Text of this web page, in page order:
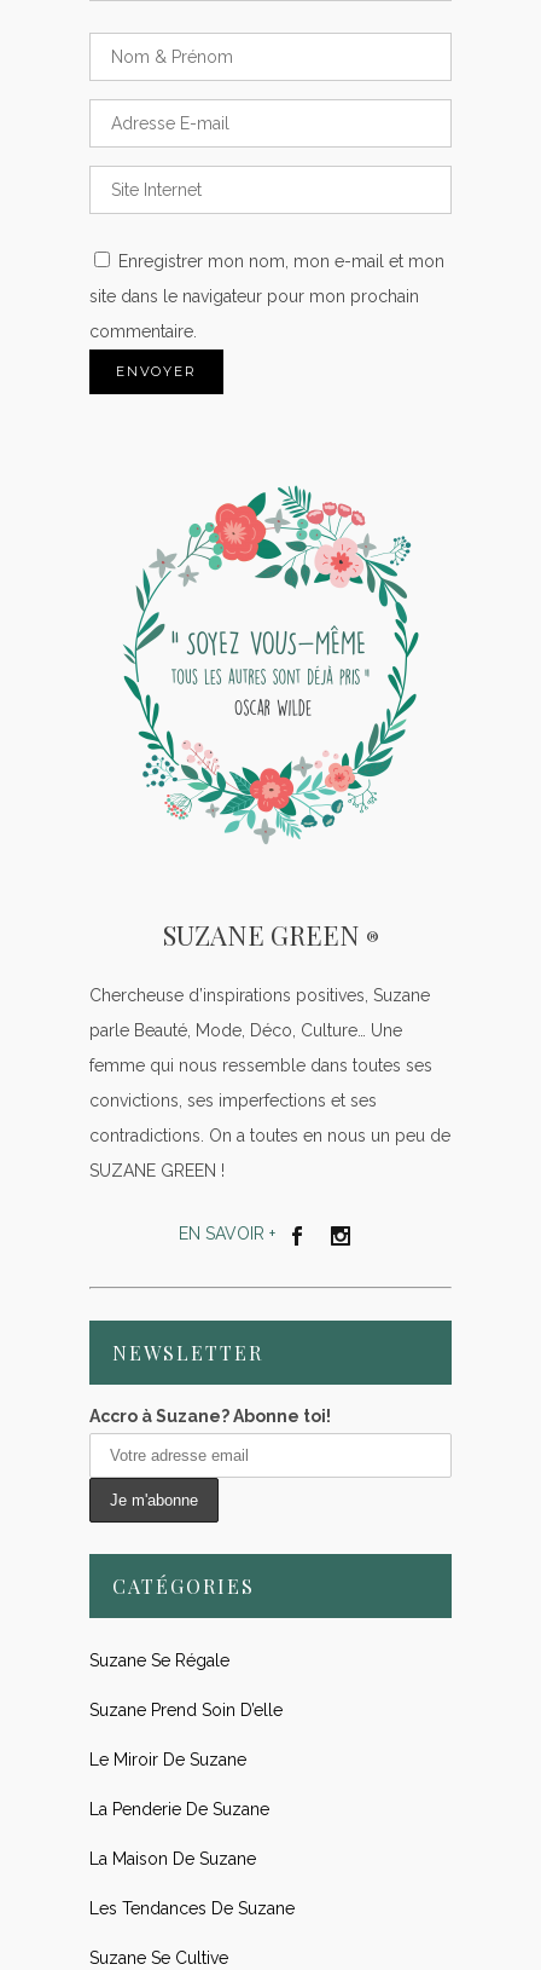
Enregistrer mon nom, mon e-mail et mon
site dans le navigateur pour mon prochain
commentaire.
SUZANE GREEN ®
Chercheuse d’inspirations positives, Suzane
parle Beauté, Mode, Déco, Culture… Une
femme qui nous ressemble dans toutes ses
convictions, ses imperfections et ses
contradictions. On a toutes en nous un peu de
SUZANE GREEN !
EN SAVOIR +
NEWSLETTER
Accro à Suzane? Abonne toi!
CATÉGORIES
Suzane Se Régale
Suzane Prend Soin D’elle
Le Miroir De Suzane
La Penderie De Suzane
La Maison De Suzane
Les Tendances De Suzane
Suzane Se Cultive